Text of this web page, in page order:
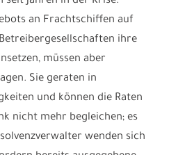
das vorläufige
seit Jahren in der Krise.
an Frachtschiffen auf
ihre
müssen aber
Sie geraten in
und können die Raten